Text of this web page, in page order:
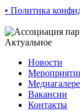
• Политика
Актуальное
Новости
Вакансии
Контакты